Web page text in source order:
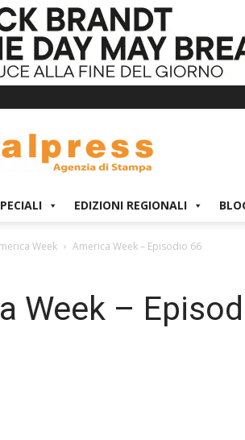
EDIZIONI REGIONALI
Week America Week – Episodio 66
Week –